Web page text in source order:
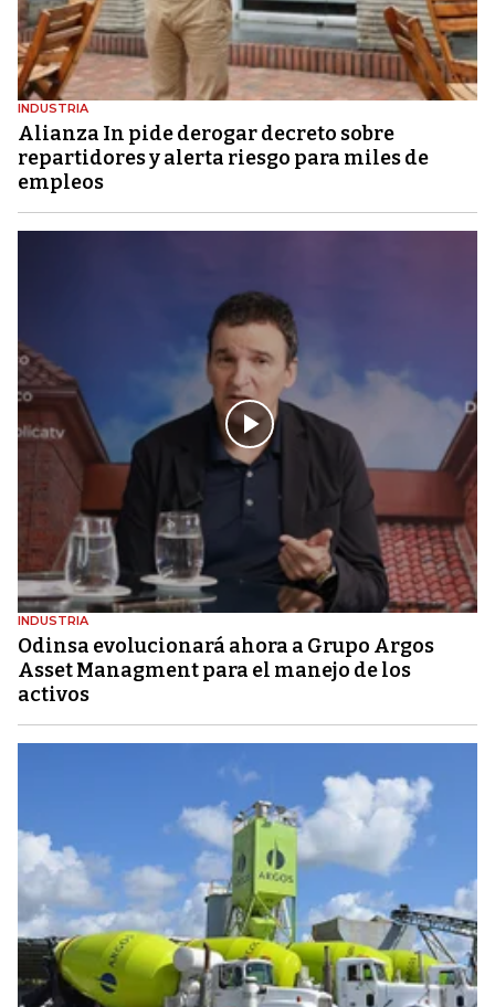
INDUSTRIA
Alianza In pide derogar decreto sobre
repartidores y alerta riesgo para miles de
empleos
INDUSTRIA
Odinsa evolucionará ahora a Grupo Argos
Asset Managment para el manejo de los
activos